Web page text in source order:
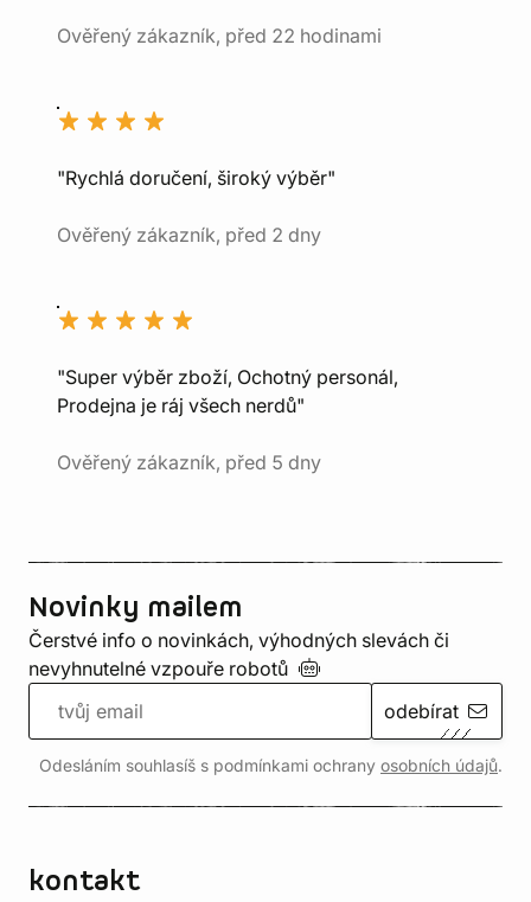
Ověřený zákazník, před 22 hodinami
"Rychlá doručení, široký výběr"
Ověřený zákazník, před 2 dny
"Super výběr zboží, Ochotný personál,
Prodejna je ráj všech nerdů"
Ověřený zákazník, před 5 dny
Novinky mailem
Čerstvé info o novinkách, výhodných slevách či
nevyhnutelné vzpouře robotů
odebírat
Odesláním souhlasíš s podmínkami ochrany osobních údajů.
kontakt